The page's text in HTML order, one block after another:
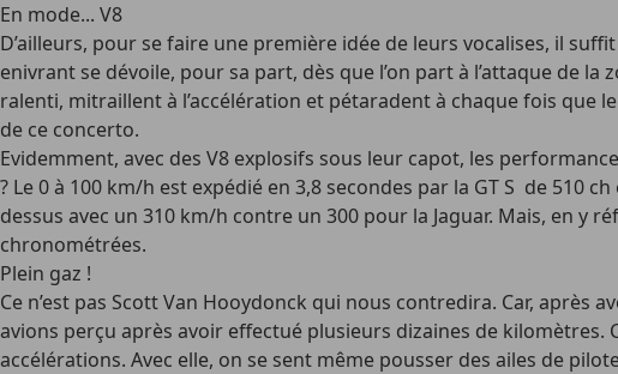
En mode... V8
D’ailleurs, pour se faire une première idée de leurs vocalises, il
enivrant se dévoile, pour sa part, dès que l’on part à l’attaque de
ralenti, mitraillent à l’accélération et pétaradent à chaque fois
de ce concerto.
Evidemment, avec des V8 explosifs sous leur capot, les
? Le 0 à 100 km/h est expédié en 3,8 secondes par la GT S de 510
dessus avec un 310 km/h contre un 300 pour la Jaguar. Mais, en y
chronométrées.
Plein gaz !
Ce n’est pas Scott Van Hooydonck qui nous contredira. Car,
avions perçu après avoir effectué plusieurs dizaines de
accélérations. Avec elle, on se sent même pousser des ailes de